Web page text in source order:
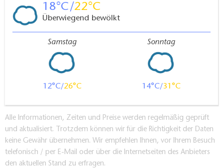
18 22
Überwiegend bewölkt
Samstag
12 26
Sonntag
14 31
Alle Informationen, Zeiten und Preise werden regelmäßig geprüft
und aktualisiert. Trotzdem können wir für die Richtigkeit der Daten
keine Gewähr übernehmen. Wir empfehlen Ihnen, vor Ihrem Besuch
telefonisch / per E-Mail oder über die Internetseiten des Anbieters
den aktuellen Stand zu erfragen.